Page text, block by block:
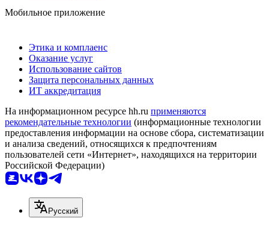
Мобильное приложение
Этика и комплаенс
Оказание услуг
Использование сайтов
Защита персональных данных
ИТ аккредитация
На информационном ресурсе hh.ru применяются
рекомендательные технологии (информационные технологии
предоставления информации на основе сбора, систематизации
и анализа сведений, относящихся к предпочтениям
пользователей сети «Интернет», находящихся на территории
Российской Федерации)
Русский